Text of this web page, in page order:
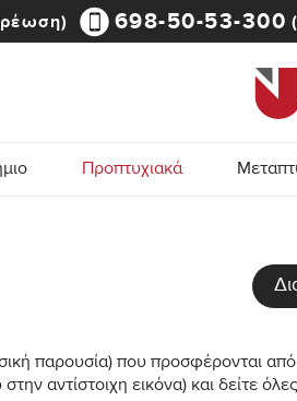
698-50-53-300
Προπτυχιακά
παρουσία) που προσφέρονται
αντίστοιχη εικόνα) και δείτε